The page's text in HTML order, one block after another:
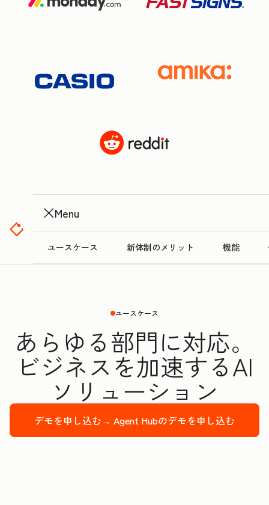
Menu
ユースケース 新体制のメリット 機能
ユースケース
あらゆる部門に対応。
ビジネスを加速するAI
ソリューション
デモを申し込む→ Agent Hubのデモを申し込む